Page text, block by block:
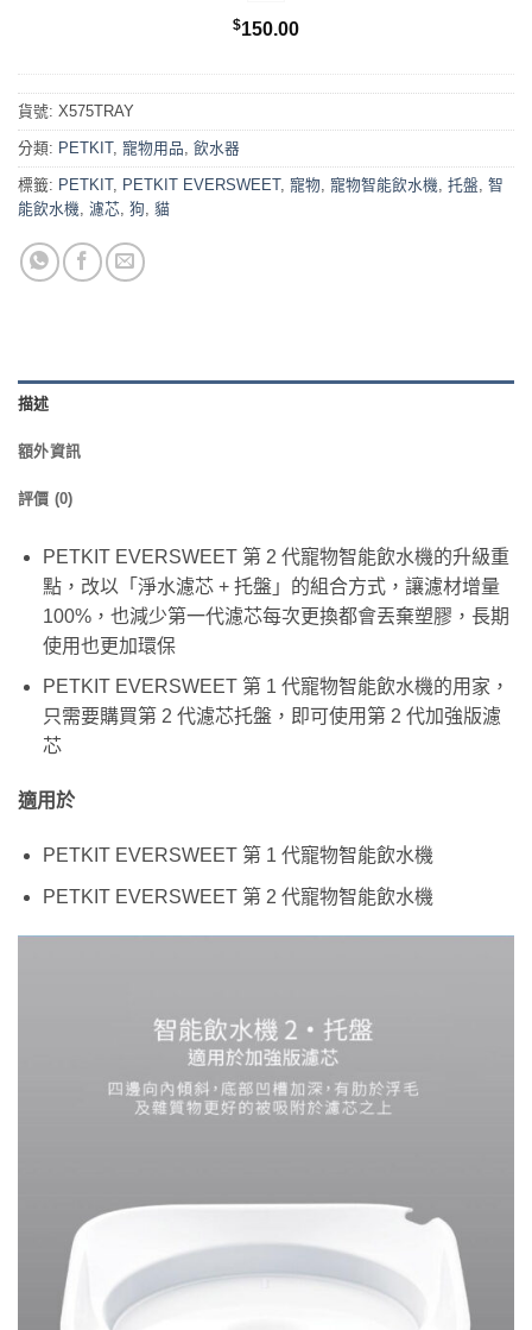
$150.00
貨號: X575TRAY
分類: PETKIT, 寵物用品 飲水器
標籤: PETKIT, PETKIT EVERSWEET, 寵物 寵物智能飲水機 托盤 智
能飲水機 濾芯 狗 貓
描述
額外資訊
評價 (0)
PETKIT EVERSWEET 第 2 代寵物智能飲水機的升級重
點，改以「淨水濾芯 + 托盤」的組合方式，讓濾材增量
100%，也減少第一代濾芯每次更換都會丟棄塑膠，長期
使用也更加環保
PETKIT EVERSWEET 第 1 代寵物智能飲水機的用家，
只需要購買第 2 代濾芯托盤，即可使用第 2 代加強版濾
芯
適用於
PETKIT EVERSWEET 第 1 代寵物智能飲水機
PETKIT EVERSWEET 第 2 代寵物智能飲水機